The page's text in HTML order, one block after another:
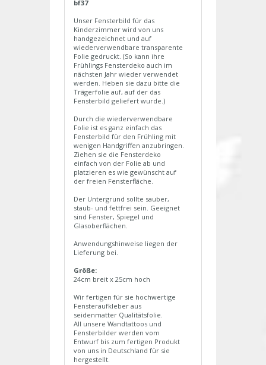
bf37
Unser Fensterbild für das
Kinderzimmer wird von uns
handgezeichnet und auf
wiederverwendbare transparente
Folie gedruckt. (So kann ihre
Frühlings Fensterdeko auch im
nächsten Jahr wieder verwendet
werden. Heben sie dazu bitte die
Trägerfolie auf, auf der das
Fensterbild geliefert wurde.)
Durch die wiederverwendbare
Folie ist es ganz einfach das
Fensterbild für den Frühling mit
wenigen Handgriffen anzubringen.
Ziehen sie die Fensterdeko
einfach von der Folie ab und
platzieren es wie gewünscht auf
der freien Fensterfläche.
Der Untergrund sollte sauber,
staub- und fettfrei sein. Geeignet
sind Fenster, Spiegel und
Glasoberflächen.
Anwendungshinweise liegen der
Lieferung bei.
Größe:
24cm breit x 25cm hoch
Wir fertigen für sie hochwertige
Fensteraufkleber aus
seidenmatter Qualitätsfolie.
All unsere Wandtattoos und
Fensterbilder werden vom
Entwurf bis zum fertigen Produkt
von uns in Deutschland für sie
hergestellt.